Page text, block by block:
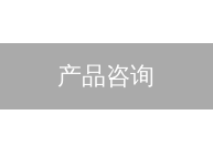
产品咨询